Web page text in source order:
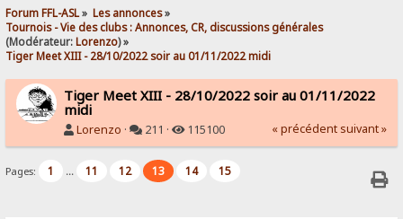
Forum FFL-ASL» Les annonces»
Tournois - Vie des clubs : Annonces, CR, discussions générales
(Modérateur:Lorenzo) »
Tiger Meet XIII - 28/10/2022 soir au 01/11/2022 midi
Tiger Meet XIII - 28/10/2022 soir au 01/11/2022
midi
Lorenzo · 211 · 115100 « précédent suivant »
Pages: 1 ... 11 12 13 14 15